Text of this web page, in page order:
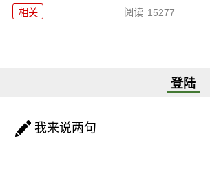
相关 阅读 15277
登陆
我来说两句